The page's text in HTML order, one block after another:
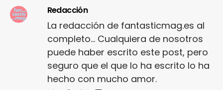
Redacción
La redacción de fantasticmag.es al
completo... Cualquiera de nosotros
puede haber escrito este post, pero
seguro que el que lo ha escrito lo ha
hecho con mucho amor.